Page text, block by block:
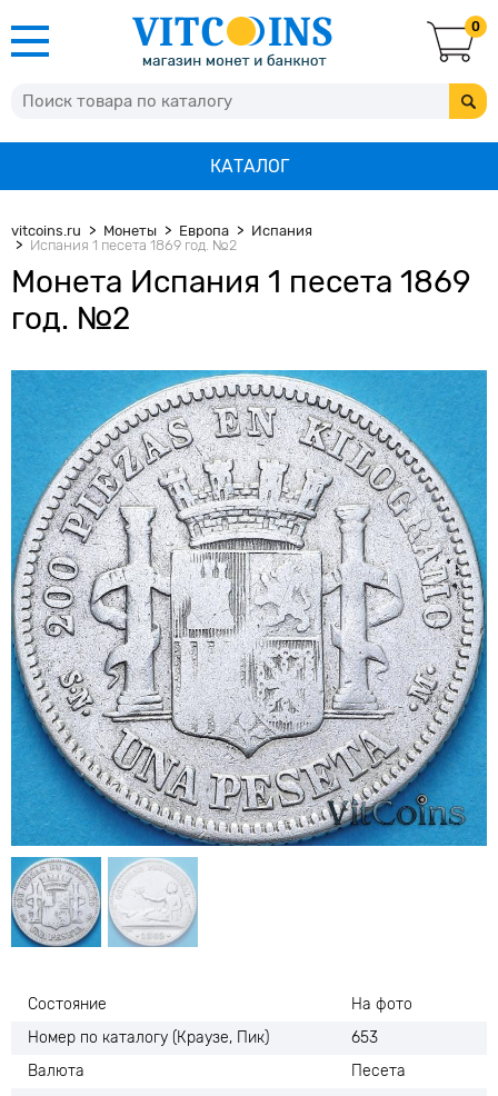
0
КАТАЛОГ
vitcoins.ru Монеты Европа
Испания
Испания 1 песета 1869 год. №2
Монета Испания 1 песета 1869
год. №2
Состояние
На фото
Номер по каталогу (Краузе, Пик)
653
Валюта
Песета